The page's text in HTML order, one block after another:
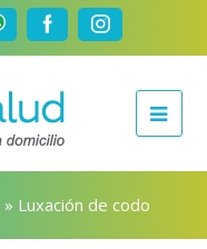
» Luxación de codo